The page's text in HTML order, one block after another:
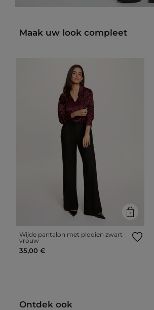
Maak uw look compleet
Wijde pantalon met plooien zwart
vrouw
35,00 €
Ontdek ook